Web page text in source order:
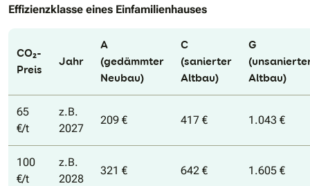
Effizienzklasse eines Einfamilienhauses
CO₂-
Preis
Jahr
A
(gedämmter
Neubau)
C
(sanierter
Altbau)
G
Altbau)
65
€/t
z.B.
2027
209 € 417 € 1.043 €
100
€/t
z.B.
2028
321 € 642 € 1.605 €